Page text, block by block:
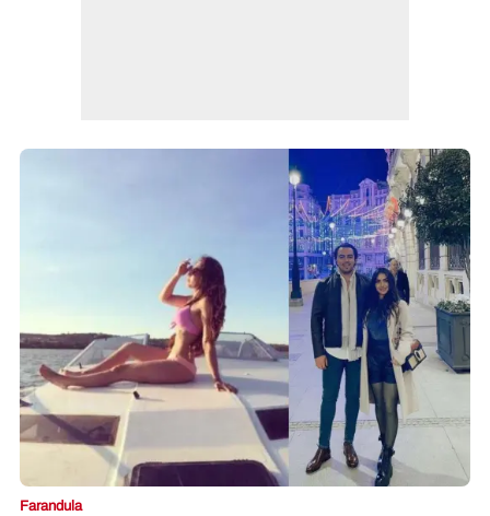
Farandula